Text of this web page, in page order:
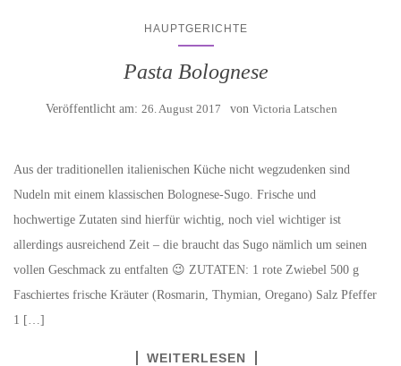
HAUPTGERICHTE
Pasta Bolognese
Veröffentlicht am: 26. August 2017 von Victoria Latschen
Aus der traditionellen italienischen Küche nicht wegzudenken sind
Nudeln mit einem klassischen Bolognese-Sugo. Frische und
hochwertige Zutaten sind hierfür wichtig, noch viel wichtiger ist
allerdings ausreichend Zeit – die braucht das Sugo nämlich um seinen
vollen Geschmack zu entfalten 😉 ZUTATEN: 1 rote Zwiebel 500 g
Faschiertes frische Kräuter (Rosmarin, Thymian, Oregano) Salz Pfeffer
1 […]
WEITERLESEN